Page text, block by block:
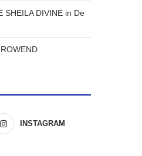
SHEILA DIVINE in De
INSTAGRAM